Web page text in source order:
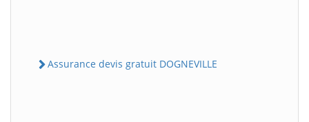
Assurance devis gratuit DOGNEVILLE